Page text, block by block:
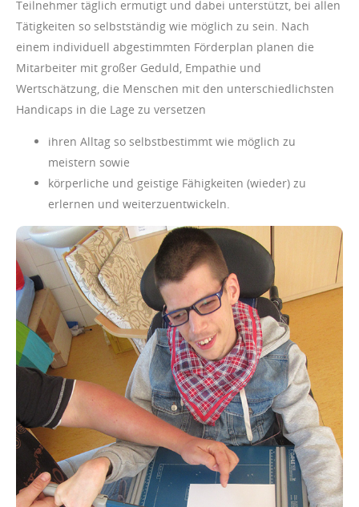
Teilnehmer täglich ermutigt und dabei unterstützt, bei allen
Tätigkeiten so selbstständig wie möglich zu sein. Nach
einem individuell abgestimmten Förderplan planen die
Mitarbeiter mit großer Geduld, Empathie und
Wertschätzung, die Menschen mit den unterschiedlichsten
Handicaps in die Lage zu versetzen
ihren Alltag so selbstbestimmt wie möglich zu
meistern sowie
körperliche und geistige Fähigkeiten (wieder) zu
erlernen und weiterzuentwickeln.